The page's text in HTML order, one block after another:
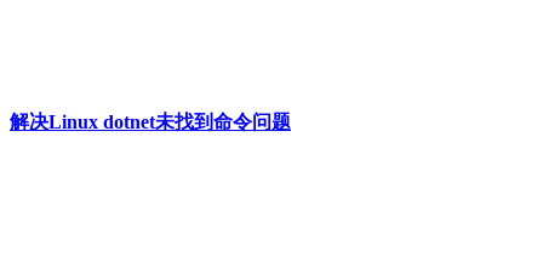
解决Linux dotnet未找到命令问题